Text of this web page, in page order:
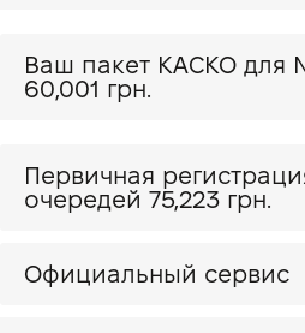
60,001 грн.
Первичная
очередей 75,223 грн.
Официальный сервис